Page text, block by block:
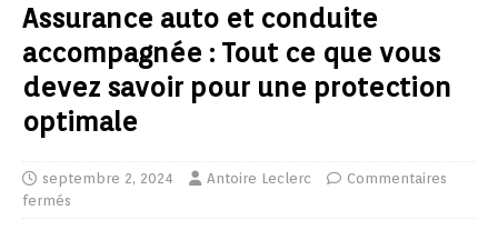
Assurance auto et conduite
accompagnée : Tout ce que vous
devez savoir pour une protection
optimale
septembre 2, 2024 Antoire Leclerc
Commentaires
fermés